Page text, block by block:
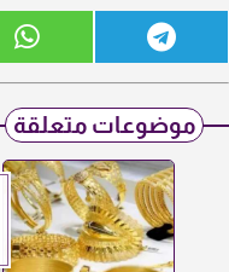
موضوعات متعلقة